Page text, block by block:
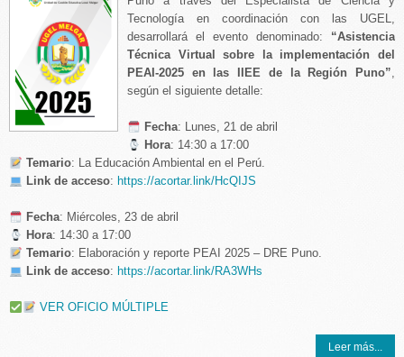
Tecnología en coordinación con las UGEL,
desarrollará el evento denominado: “Asistencia
Técnica Virtual sobre la implementación del
PEAI-2025 en las IIEE de la Región Puno”,
según el siguiente detalle:
️ Fecha: Lunes, 21 de abril
Hora: 14:30 a 17:00
Temario: La Educación Ambiental en el Perú.
Link de acceso: https://acortar.link/HcQIJS
️ Fecha: Miércoles, 23 de abril
Hora: 14:30 a 17:00
Temario: Elaboración y reporte PEAI 2025 – DRE Puno.
Link de acceso: https://acortar.link/RA3WHs
VER OFICIO MÚLTIPLE
Leer más...